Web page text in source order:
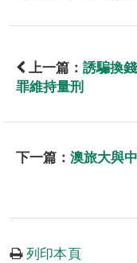
上一篇： 誘騙換
罪維持量刑
下一篇： 澳旅大與
列印本頁